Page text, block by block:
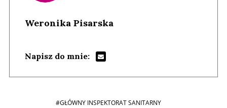
Weronika Pisarska
Napisz do mnie:
#GŁÓWNY INSPEKTORAT SANITARNY